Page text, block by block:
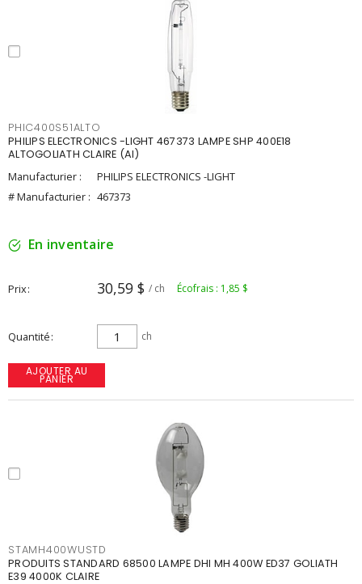
PHIC400S51ALTO
PHILIPS ELECTRONICS -LIGHT 467373 LAMPE SHP 400E18
ALTOGOLIATH CLAIRE (AI)
Manufacturier :
PHILIPS ELECTRONICS -LIGHT
# Manufacturier : 467373
En inventaire
Prix 30,59 $ / ch Écofrais : 1,85 $
Quantité ch
AJOUTER AU
PANIER
STAMH400WUSTD
PRODUITS STANDARD 68500 LAMPE DHI MH 400W ED37 GOLIATH
E39 4000K CLAIRE